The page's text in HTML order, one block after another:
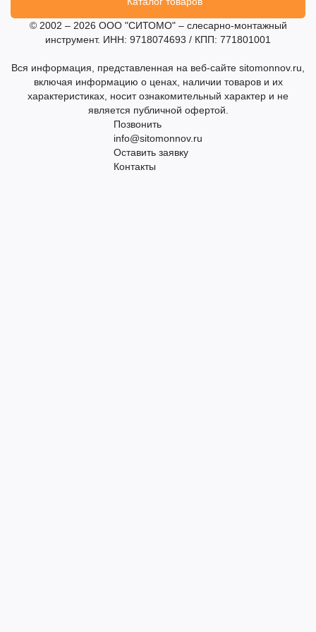
© 2002 – 2026 ООО "СИТОМО" – слесарно-монтажный
инструмент. ИНН: 9718074693 / КПП: 771801001
Вся информация, представленная на веб-сайте sitomonnov.ru,
включая информацию о ценах, наличии товаров и их
характеристиках, носит ознакомительный характер и не
является публичной офертой.
Позвонить
info@sitomonnov.ru
Оставить заявку
Контакты